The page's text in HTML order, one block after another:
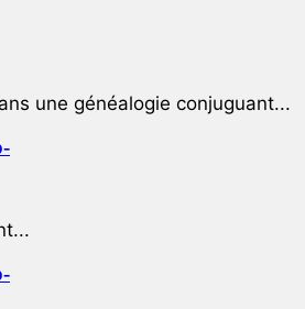
une généalogie conjuguant...